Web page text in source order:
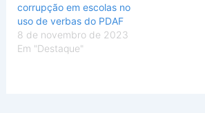
corrupção em escolas no
uso de verbas do PDAF
8 de novembro de 2023
Em "Destaque"